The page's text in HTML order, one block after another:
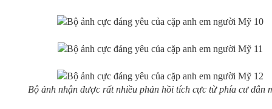
Bộ ảnh nhận được rất nhiều phản hồi tích cực từ phía cư dân